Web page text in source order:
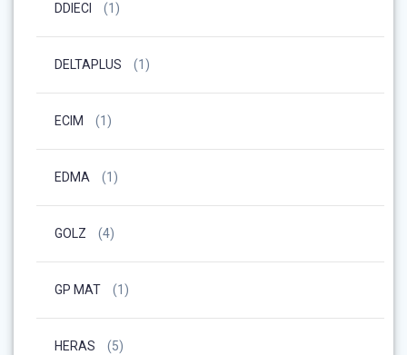
DDIECI (1)
DELTAPLUS (1)
ECIM (1)
EDMA (1)
GOLZ (4)
GP MAT (1)
HERAS (5)